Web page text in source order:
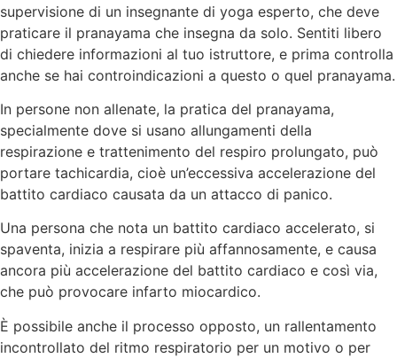
supervisione di un insegnante di yoga esperto, che deve
praticare il pranayama che insegna da solo. Sentiti libero
di chiedere informazioni al tuo istruttore, e prima controlla
anche se hai controindicazioni a questo o quel pranayama.
In persone non allenate, la pratica del pranayama,
specialmente dove si usano allungamenti della
respirazione e trattenimento del respiro prolungato, può
portare tachicardia, cioè un’eccessiva accelerazione del
battito cardiaco causata da un attacco di panico.
Una persona che nota un battito cardiaco accelerato, si
spaventa, inizia a respirare più affannosamente, e causa
ancora più accelerazione del battito cardiaco e così via,
che può provocare infarto miocardico.
È possibile anche il processo opposto, un rallentamento
incontrollato del ritmo respiratorio per un motivo o per